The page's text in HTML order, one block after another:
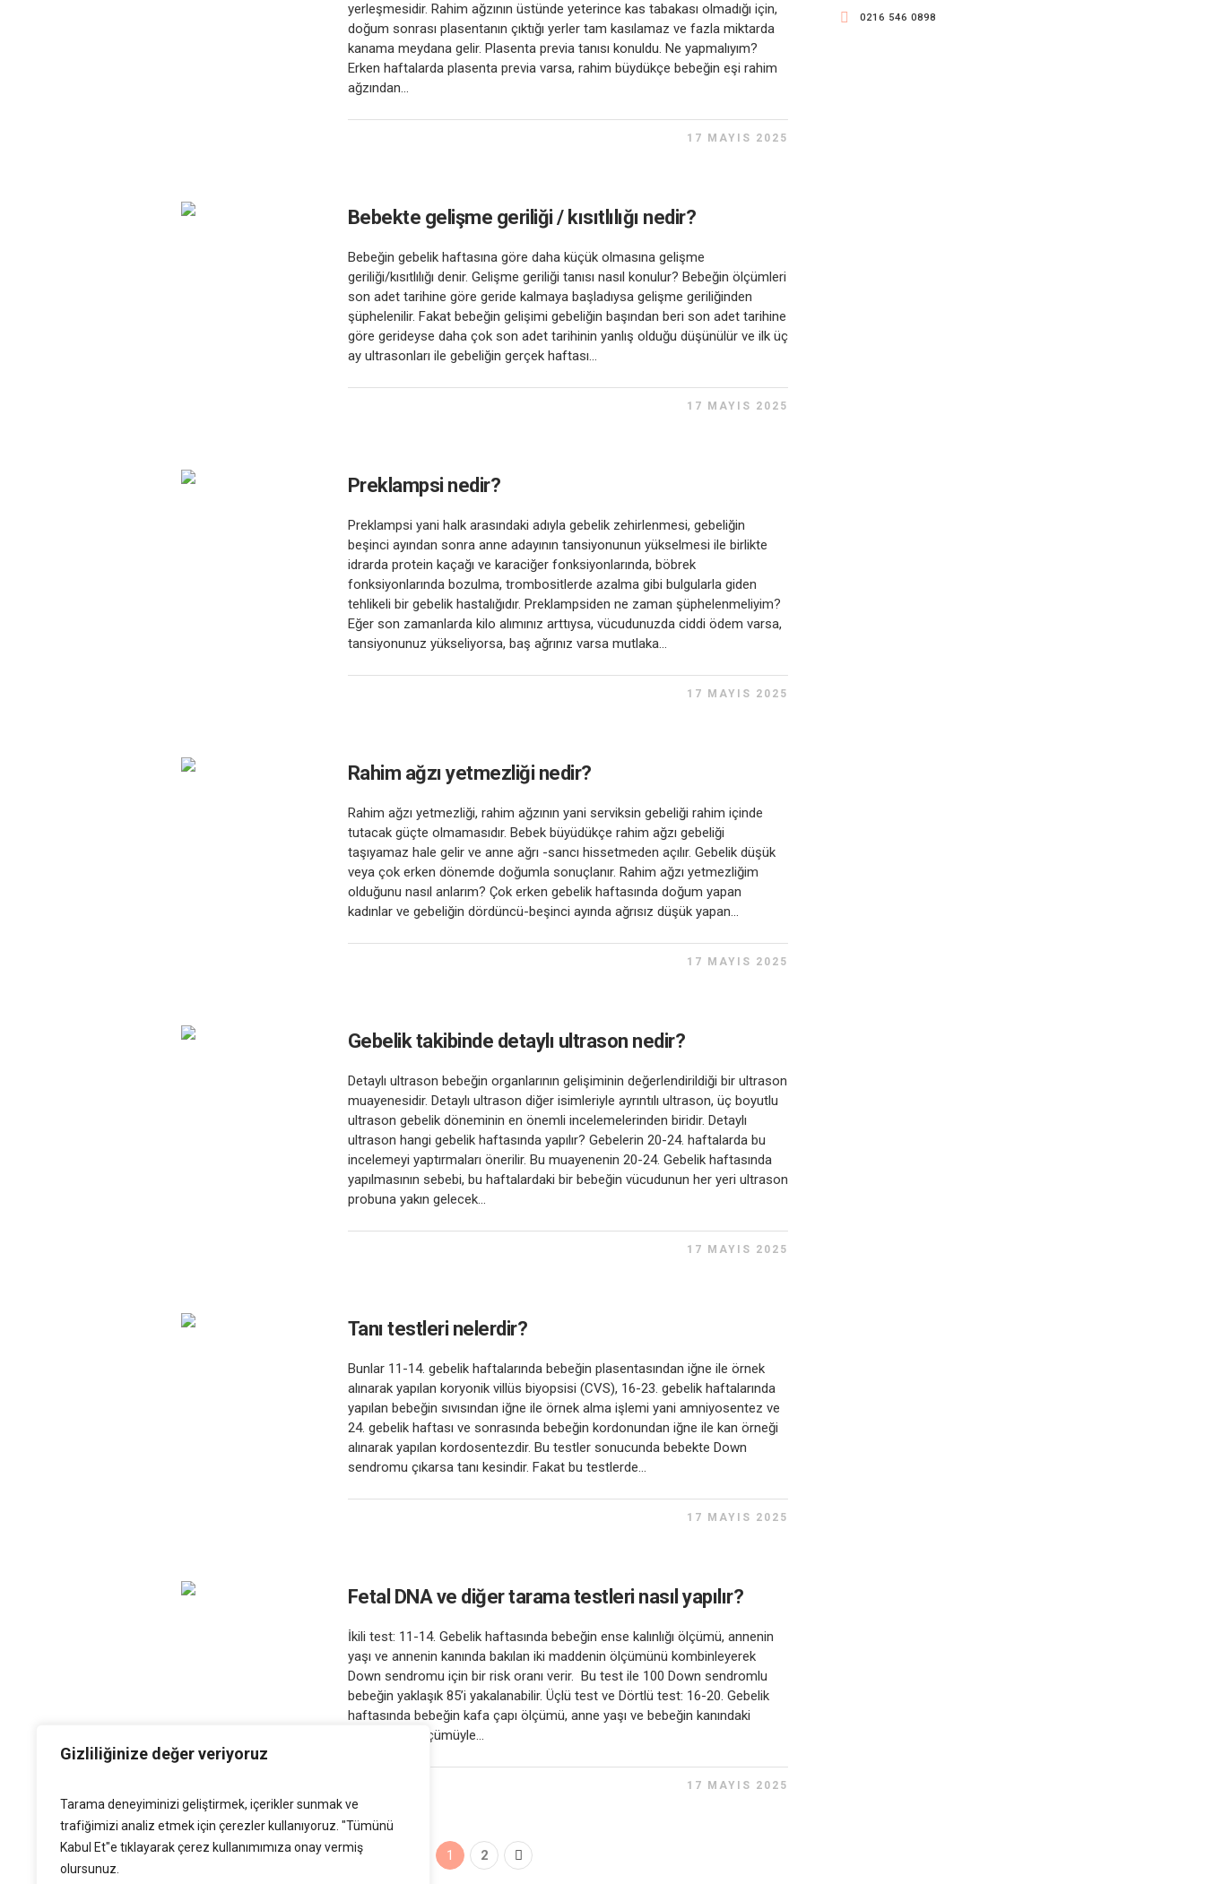
Gizliliğinize değer veriyoruz
Tarama deneyiminizi geliştirmek, içerikler sunmak ve
trafiğimizi analiz etmek için çerezler kullanıyoruz. "Tümünü
Kabul Et"e tıklayarak çerez kullanımımıza onay vermiş
olursunuz.
yerleşmesidir. Rahim ağzının üstünde yeterince kas tabakası olmadığı için,
doğum sonrası plasentanın çıktığı yerler tam kasılamaz ve fazla miktarda
kanama meydana gelir. Plasenta previa tanısı konuldu. Ne yapmalıyım?
Erken haftalarda plasenta previa varsa, rahim büydükçe bebeğin eşi rahim
ağzından...
17 MAYIS 2025
Bebekte gelişme geriliği / kısıtlılığı nedir?
Bebeğin gebelik haftasına göre daha küçük olmasına gelişme
geriliği/kısıtlılığı denir. Gelişme geriliği tanısı nasıl konulur? Bebeğin ölçümleri
son adet tarihine göre geride kalmaya başladıysa gelişme geriliğinden
şüphelenilir. Fakat bebeğin gelişimi gebeliğin başından beri son adet tarihine
göre gerideyse daha çok son adet tarihinin yanlış olduğu düşünülür ve ilk üç
ay ultrasonları ile gebeliğin gerçek haftası...
17 MAYIS 2025
Preklampsi nedir?
Preklampsi yani halk arasındaki adıyla gebelik zehirlenmesi, gebeliğin
beşinci ayından sonra anne adayının tansiyonunun yükselmesi ile birlikte
idrarda protein kaçağı ve karaciğer fonksiyonlarında, böbrek
fonksiyonlarında bozulma, trombositlerde azalma gibi bulgularla giden
tehlikeli bir gebelik hastalığıdır. Preklampsiden ne zaman şüphelenmeliyim?
Eğer son zamanlarda kilo alımınız arttıysa, vücudunuzda ciddi ödem varsa,
tansiyonunuz yükseliyorsa, baş ağrınız varsa mutlaka...
17 MAYIS 2025
Rahim ağzı yetmezliği nedir?
Rahim ağzı yetmezliği, rahim ağzının yani serviksin gebeliği rahim içinde
tutacak güçte olmamasıdır. Bebek büyüdükçe rahim ağzı gebeliği
taşıyamaz hale gelir ve anne ağrı -sancı hissetmeden açılır. Gebelik düşük
veya çok erken dönemde doğumla sonuçlanır. Rahim ağzı yetmezliğim
olduğunu nasıl anlarım? Çok erken gebelik haftasında doğum yapan
kadınlar ve gebeliğin dördüncü-beşinci ayında ağrısız düşük yapan...
17 MAYIS 2025
Gebelik takibinde detaylı ultrason nedir?
Detaylı ultrason bebeğin organlarının gelişiminin değerlendirildiği bir ultrason
muayenesidir. Detaylı ultrason diğer isimleriyle ayrıntılı ultrason, üç boyutlu
ultrason gebelik döneminin en önemli incelemelerinden biridir. Detaylı
ultrason hangi gebelik haftasında yapılır? Gebelerin 20-24. haftalarda bu
incelemeyi yaptırmaları önerilir. Bu muayenenin 20-24. Gebelik haftasında
yapılmasının sebebi, bu haftalardaki bir bebeğin vücudunun her yeri ultrason
probuna yakın gelecek...
17 MAYIS 2025
Tanı testleri nelerdir?
Bunlar 11-14. gebelik haftalarında bebeğin plasentasından iğne ile örnek
alınarak yapılan koryonik villüs biyopsisi (CVS), 16-23. gebelik haftalarında
yapılan bebeğin sıvısından iğne ile örnek alma işlemi yani amniyosentez ve
24. gebelik haftası ve sonrasında bebeğin kordonundan iğne ile kan örneği
alınarak yapılan kordosentezdir. Bu testler sonucunda bebekte Down
sendromu çıkarsa tanı kesindir. Fakat bu testlerde...
17 MAYIS 2025
Fetal DNA ve diğer tarama testleri nasıl yapılır?
İkili test: 11-14. Gebelik haftasında bebeğin ense kalınlığı ölçümü, annenin
yaşı ve annenin kanında bakılan iki maddenin ölçümünü kombinleyerek
Down sendromu için bir risk oranı verir. Bu test ile 100 Down sendromlu
bebeğin yaklaşık 85’i yakalanabilir. Üçlü test ve Dörtlü test: 16-20. Gebelik
haftasında bebeğin kafa çapı ölçümü, anne yaşı ve bebeğin kanındaki
maddelerin ölçümüyle...
17 MAYIS 2025
1 2
0216 546 0898